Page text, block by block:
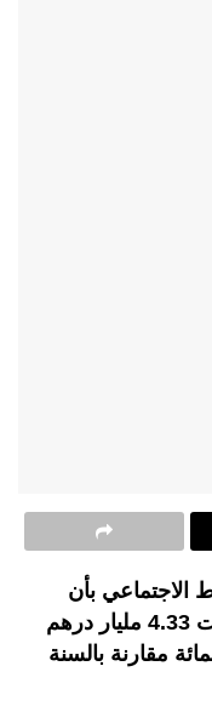
الاجتماعي بأن
قطاع التأمين حقق أرباحا صافية بلغت 4.33 مليار درهم
قدرها 25.5 في المائة مقارنة بالسنة